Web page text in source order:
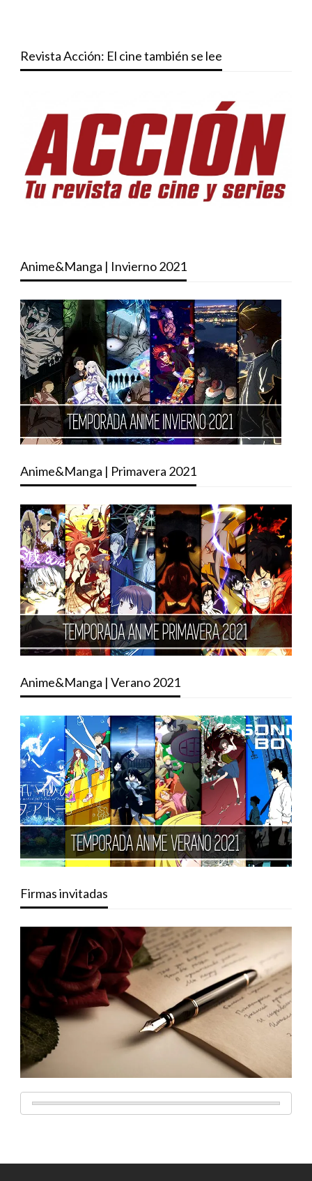
Revista Acción: El cine también se lee
Anime&Manga | Invierno 2021
Anime&Manga | Primavera 2021
Anime&Manga | Verano 2021
Firmas invitadas